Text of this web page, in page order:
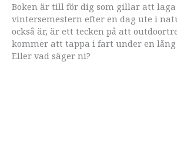
Boken är till för dig som gillar att
vintersemestern efter en dag ute i
också är, är ett tecken på att
kommer att tappa i fart under en
Eller vad säger ni?